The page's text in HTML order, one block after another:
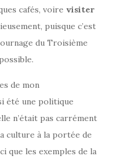
cafés, voire visiter
puisque c’est
du Troisième
de mon
été une politique
n’était pas carrément
culture à la portée de
que les exemples de la